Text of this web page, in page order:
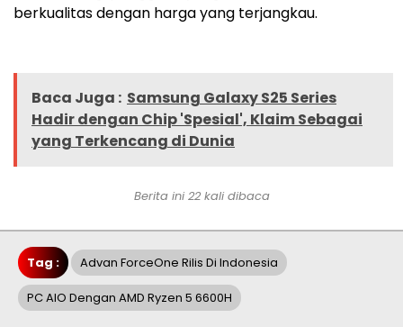
berkualitas dengan harga yang terjangkau.
Baca Juga : Samsung Galaxy S25 Series
Hadir dengan Chip 'Spesial', Klaim Sebagai
yang Terkencang di Dunia
Berita ini 22 kali dibaca
Tag : Advan ForceOne Rilis Di Indonesia
PC AIO Dengan AMD Ryzen 5 6600H